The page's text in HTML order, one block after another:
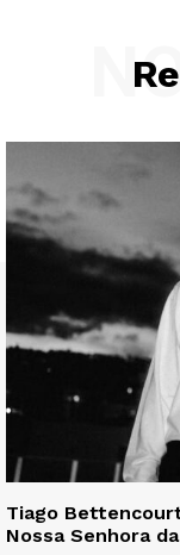
Tiago
Nossa Senhora